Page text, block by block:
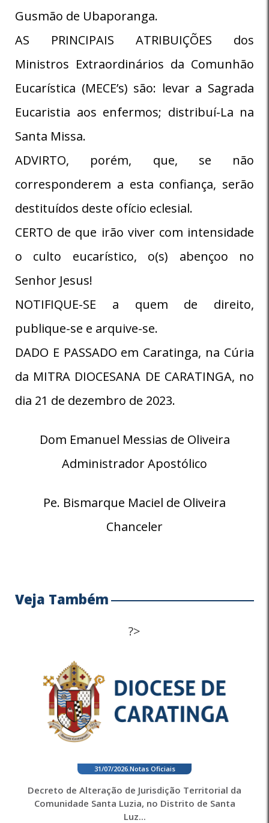
Gusmão de Ubaporanga.
AS PRINCIPAIS ATRIBUIÇÕES dos
Ministros Extraordinários da Comunhão
Eucarística (MECE’s) são: levar a Sagrada
Eucaristia aos enfermos; distribuí-La na
Santa Missa.
ADVIRTO, porém, que, se não
corresponderem a esta confiança, serão
destituídos deste ofício eclesial.
CERTO de que irão viver com intensidade
o culto eucarístico, o(s) abençoo no
Senhor Jesus!
NOTIFIQUE-SE a quem de direito,
publique-se e arquive-se.
DADO E PASSADO em Caratinga, na Cúria
da MITRA DIOCESANA DE CARATINGA, no
dia 21 de dezembro de 2023.
Dom Emanuel Messias de Oliveira
Administrador Apostólico
Pe. Bismarque Maciel de Oliveira
Chanceler
Veja Também
?>
31/07/2026. Notas Oficiais
Decreto de Alteração de Jurisdição Territorial da
Comunidade Santa Luzia, no Distrito de Santa
Luz...